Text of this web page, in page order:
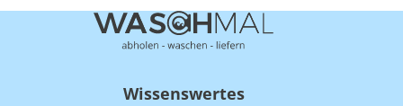
Wissenswertes